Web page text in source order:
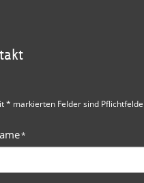
* markierten Felder sind
*